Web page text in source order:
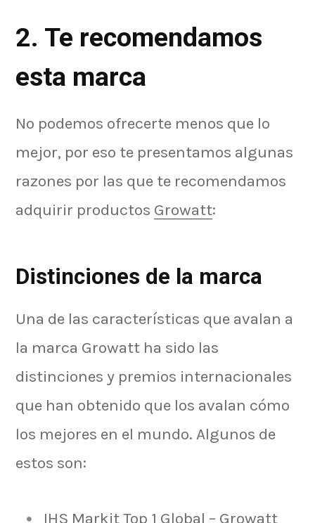
2. Te recomendamos
esta marca
No podemos ofrecerte menos que lo
mejor, por eso te presentamos algunas
razones por las que te recomendamos
adquirir productos Growatt:
Distinciones de la marca
Una de las características que avalan a
la marca Growatt ha sido las
distinciones y premios internacionales
que han obtenido que los avalan cómo
los mejores en el mundo. Algunos de
estos son:
IHS Markit Top 1 Global – Growatt